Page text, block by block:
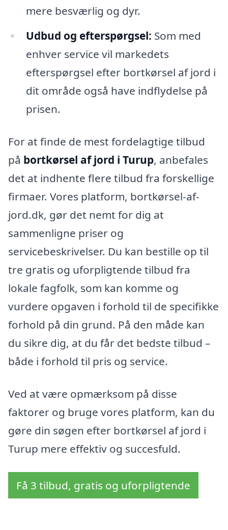
mere besværlig og dyr.
Udbud og efterspørgsel: Som med
enhver service vil markedets
efterspørgsel efter bortkørsel af jord i
dit område også have indflydelse på
prisen.
For at finde de mest fordelagtige tilbud
på bortkørsel af jord i Turup, anbefales
det at indhente flere tilbud fra forskellige
firmaer. Vores platform, bortkørsel-af-
jord.dk, gør det nemt for dig at
sammenligne priser og
servicebeskrivelser. Du kan bestille op til
tre gratis og uforpligtende tilbud fra
lokale fagfolk, som kan komme og
vurdere opgaven i forhold til de specifikke
forhold på din grund. På den måde kan
du sikre dig, at du får det bedste tilbud –
både i forhold til pris og service.
Ved at være opmærksom på disse
faktorer og bruge vores platform, kan du
gøre din søgen efter bortkørsel af jord i
Turup mere effektiv og succesfuld.
Få 3 tilbud, gratis og uforpligtende